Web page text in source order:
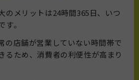
のメリットは24時間365日、いつ
。
の店舗が営業していない時間帯で
るため、消費者の利便性が高まり